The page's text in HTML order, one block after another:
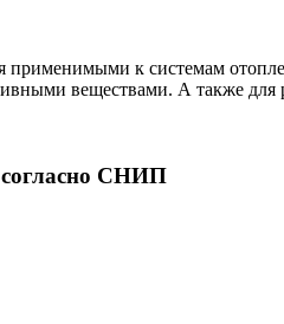
к системам
веществами. А также для
согласно СНИП